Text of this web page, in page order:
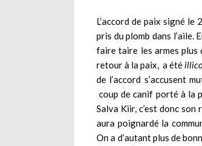
L’accord de paix signé
pris du plomb dans l’aile.
faire taire les armes plus
retour à la paix, a été
de l’accord s’accusent
coup de canif porté à la
Salva Kiir, c’est donc
aura poignardé la
On a d’autant plus de